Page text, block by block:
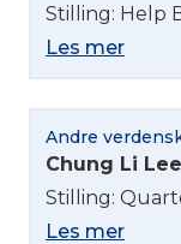
Stilling: Help
Les mer
Andre
Chung Li Lee
Stilling:
Les mer